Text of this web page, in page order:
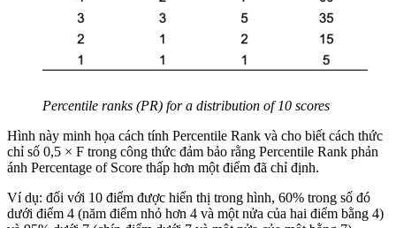
Percentile ranks (PR) for a distribution of 10 scores
Hình này minh họa cách tính Percentile Rank và cho biết cách thức
chỉ số 0,5 × F trong công thức đảm bảo rằng Percentile Rank phản
ánh Percentage of Score thấp hơn một điểm đã chỉ định.
Ví dụ: đối với 10 điểm được hiển thị trong hình, 60% trong số đó
dưới điểm 4 (năm điểm nhỏ hơn 4 và một nửa của hai điểm bằng 4)